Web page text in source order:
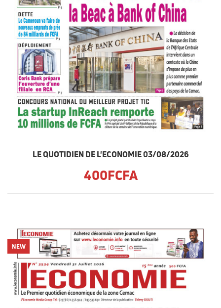
LE QUOTIDIEN DE L'ECONOMIE 03/08/2026
400FCFA
NEW